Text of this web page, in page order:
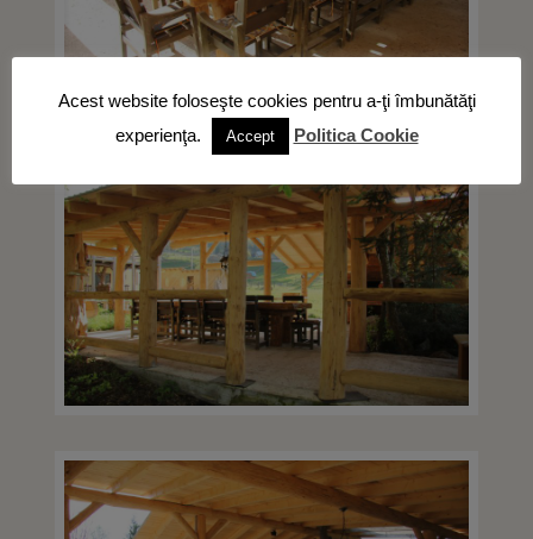
Acest website foloseşte cookies pentru a-ţi îmbunătăţi
experienţa.
Accept Politica Cookie